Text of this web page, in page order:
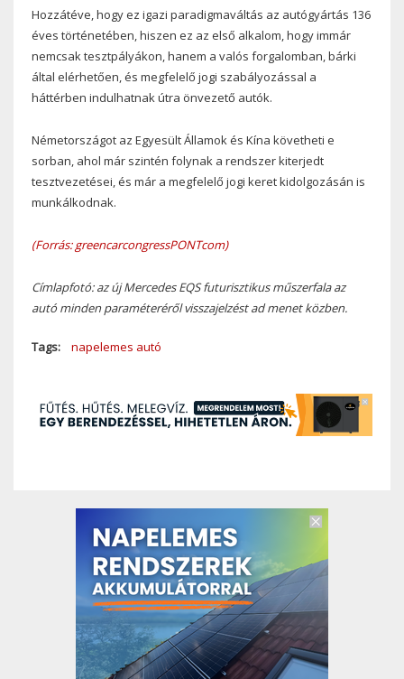
Hozzátéve, hogy ez igazi paradigmaváltás az autógyártás 136
éves történetében, hiszen ez az első alkalom, hogy immár
nemcsak tesztpályákon, hanem a valós forgalomban, bárki
által elérhetően, és megfelelő jogi szabályozással a
háttérben indulhatnak útra önvezető autók.
Németországot az Egyesült Államok és Kína követheti e
sorban, ahol már szintén folynak a rendszer kiterjedt
tesztvezetései, és már a megfelelő jogi keret kidolgozásán is
munkálkodnak.
(Forrás: greencarcongressPONTcom)
Címlapfotó: az új Mercedes EQS futurisztikus műszerfala az
autó minden paraméteréről visszajelzést ad menet közben.
Tags napelemes autó